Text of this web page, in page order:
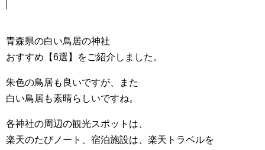
青森県の白い鳥居の神社
おすすめ【6選】をご紹介しました。
朱色の鳥居も良いですが、また
白い鳥居も素晴らしいですね。
各神社の周辺の観光スポットは、
楽天のたびノート、宿泊施設は、楽天トラベルを